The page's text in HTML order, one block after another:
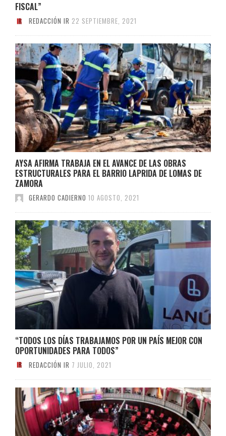
FISCAL”
REDACCIÓN IR 22 SEPTIEMBRE, 2021
AYSA AFIRMA TRABAJA EN EL AVANCE DE LAS OBRAS
ESTRUCTURALES PARA EL BARRIO LAPRIDA DE LOMAS DE
ZAMORA
GERARDO CADIERNO 10 AGOSTO, 2021
“TODOS LOS DÍAS TRABAJAMOS POR UN PAÍS MEJOR CON
OPORTUNIDADES PARA TODOS”
REDACCIÓN IR 7 JULIO, 2021